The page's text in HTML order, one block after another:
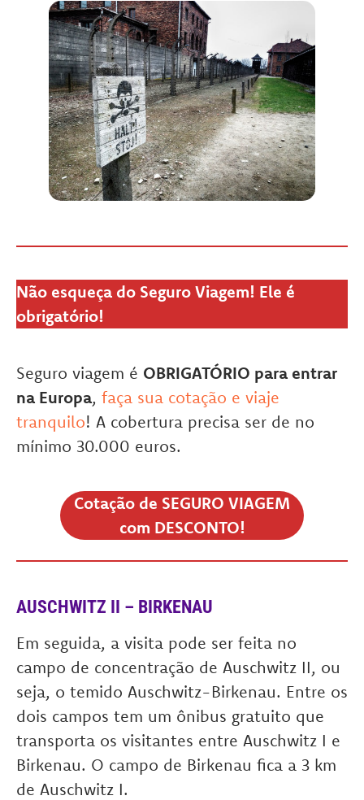
Não esqueça do Seguro Viagem! Ele é
obrigatório!
Seguro viagem é OBRIGATÓRIO para entrar
na Europa, faça sua cotação e viaje
tranquilo! A cobertura precisa ser de no
mínimo 30.000 euros.
Cotação de SEGURO VIAGEM
com DESCONTO!
AUSCHWITZ II – BIRKENAU
Em seguida, a visita pode ser feita no
campo de concentração de Auschwitz II, ou
seja, o temido Auschwitz-Birkenau. Entre os
dois campos tem um ônibus gratuito que
transporta os visitantes entre Auschwitz I e
Birkenau. O campo de Birkenau fica a 3 km
de Auschwitz I.